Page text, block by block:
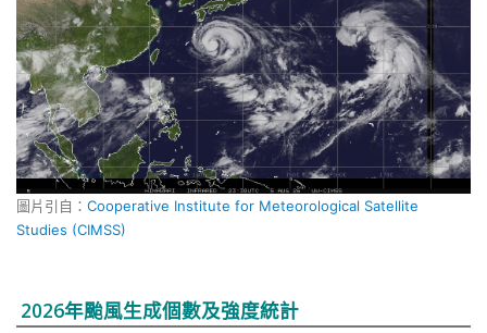
圖片引自： Cooperative Institute for Meteorological Satellite
Studies (CIMSS)
2026年颱風生成個數及強度統計